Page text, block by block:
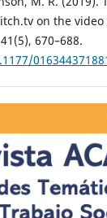
on the
670–688.